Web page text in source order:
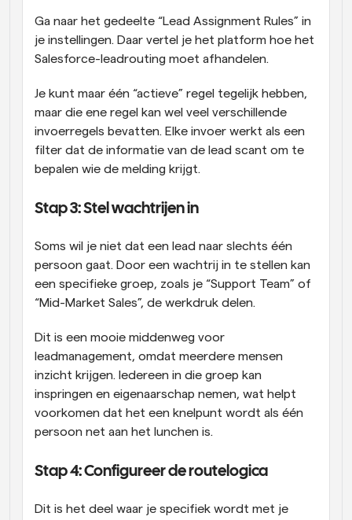
Ga naar het gedeelte “Lead Assignment Rules” in
je instellingen. Daar vertel je het platform hoe het
Salesforce-leadrouting moet afhandelen.
Je kunt maar één “actieve” regel tegelijk hebben,
maar die ene regel kan wel veel verschillende
invoerregels bevatten. Elke invoer werkt als een
filter dat de informatie van de lead scant om te
bepalen wie de melding krijgt.
Stap 3: Stel wachtrijen in
Soms wil je niet dat een lead naar slechts één
persoon gaat. Door een wachtrij in te stellen kan
een specifieke groep, zoals je “Support Team” of
“Mid-Market Sales”, de werkdruk delen.
Dit is een mooie middenweg voor
leadmanagement, omdat meerdere mensen
inzicht krijgen. Iedereen in die groep kan
inspringen en eigenaarschap nemen, wat helpt
voorkomen dat het een knelpunt wordt als één
persoon net aan het lunchen is.
Stap 4: Configureer de routelogica
Dit is het deel waar je specifiek wordt met je